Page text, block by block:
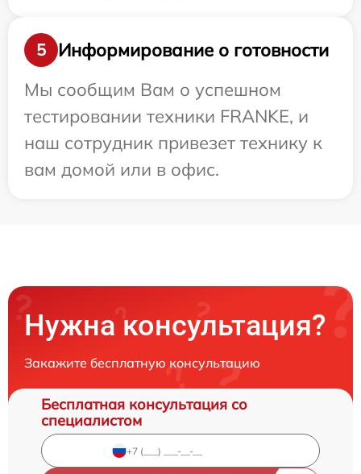
5
Информирование о готовности
Мы сообщим Вам о успешном
тестировании техники FRANKE, и
наш сотрудник привезет технику к
вам домой или в офис.
Нужна консультация?
Закажите бесплатную консультацию
Бесплатная консультация со
специалистом